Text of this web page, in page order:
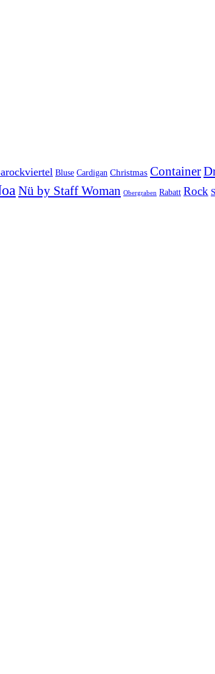
Bluse Cardigan Christmas Container
Nü by Staff Woman Obergraben Rabatt Rock